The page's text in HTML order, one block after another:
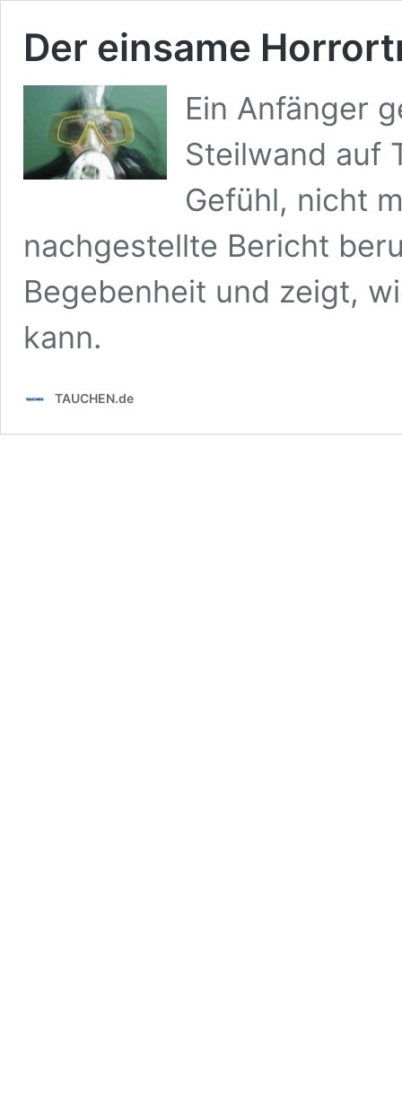
Der einsame
Ein Anfänger
Steilwand auf
Gefühl, nicht
nachgestellte Bericht
Begebenheit und zeigt,
kann.
TAUCHEN.de